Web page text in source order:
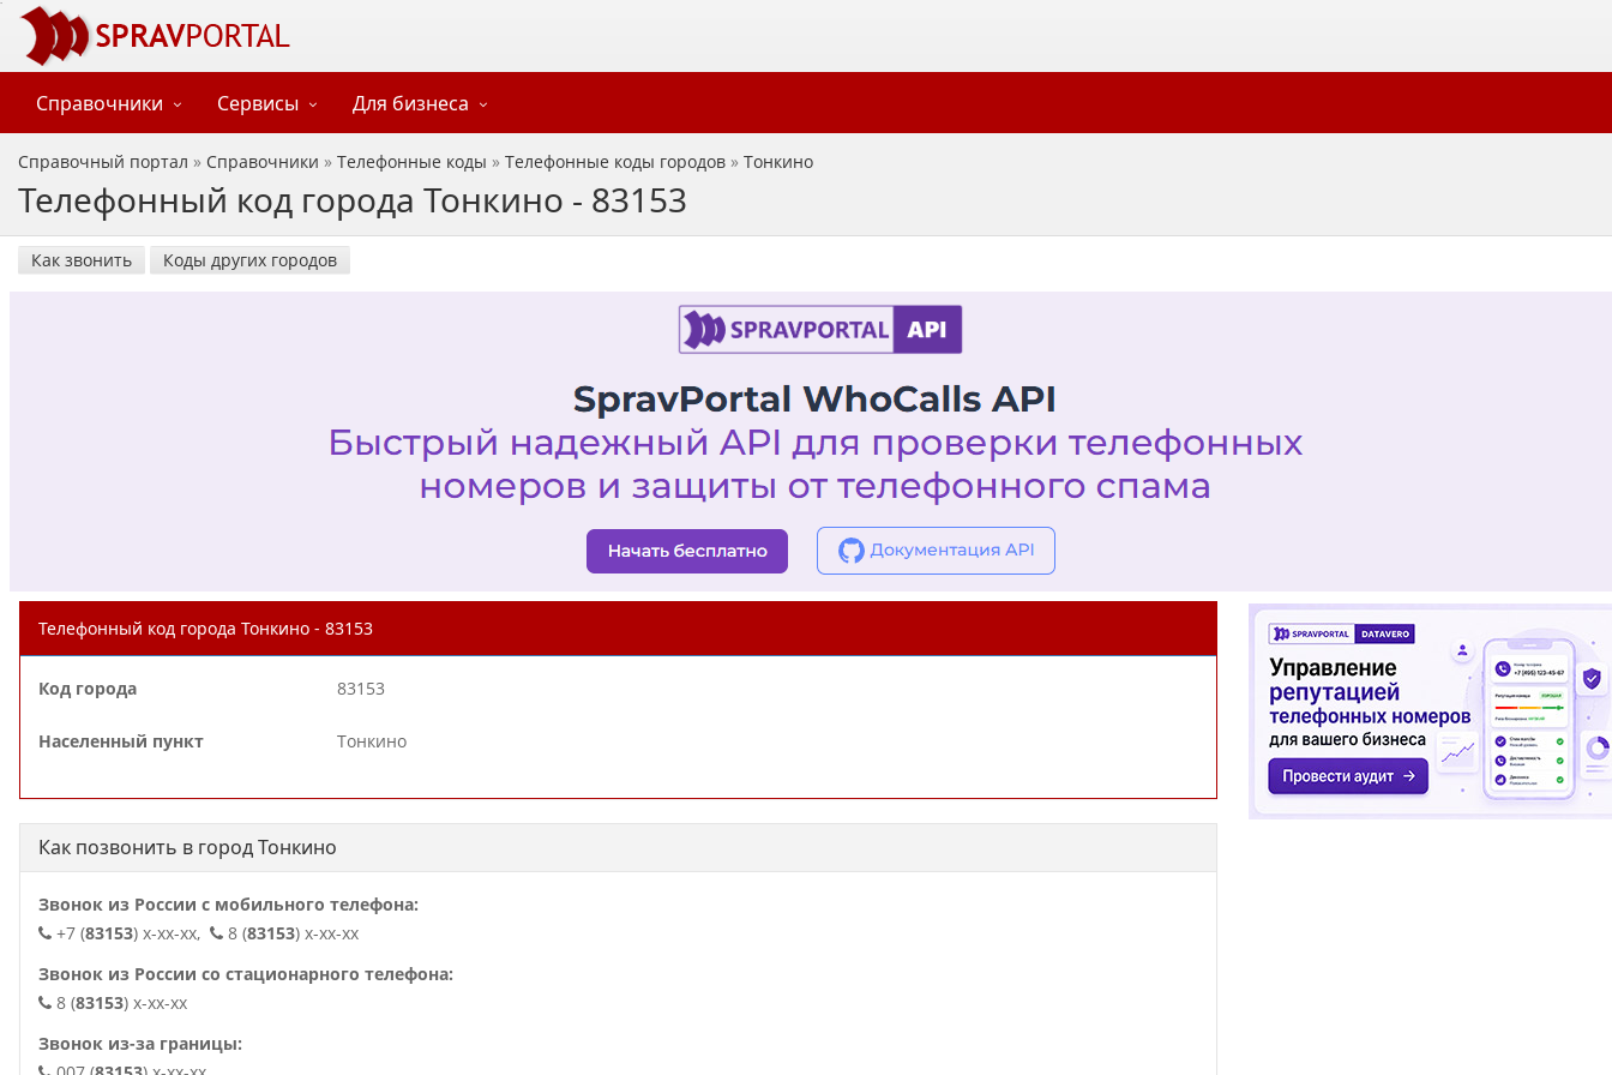
Справочники Сервисы Для бизнеса
Справочный портал » Справочники » Телефонные коды » Телефонные коды городов » Тонкино
Телефонный код города Тонкино - 83153
Как звонить Коды других городов
Телефонный код города Тонкино - 83153
Код города 83153
Населенный пункт Тонкино
Как позвонить в город Тонкино
Звонок из России с мобильного телефона:
+7 (83153) x-xx-xx, 8 (83153) x-xx-xx
Звонок из России со стационарного телефона:
8 (83153) x-xx-xx
Звонок из-за границы: